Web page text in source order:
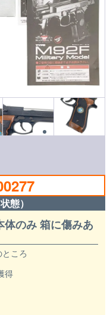
態）
のみ 箱に傷みあ
ころ
得